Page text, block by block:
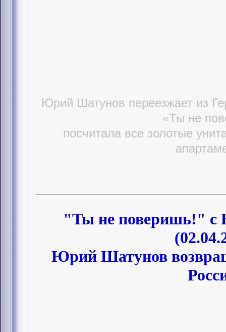
Юрий Шатунов переезжает из
«Ты не
посчитала все золотые
"Ты не поверишь!"
Юрий Шатунов